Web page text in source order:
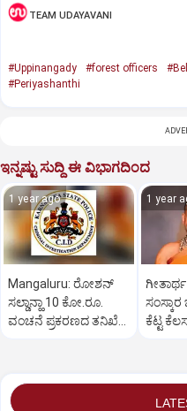
TEAM UDAYAVANI
#Uppinangady #forest officers
#Periyashanthi
ಇನ್ನಷ್ಟು ಸುದ್ದಿ ಈ ವಿಭಾಗದಿಂದ
1 year ago
Mangaluru: ರೋಶನ್‌
ಸಲ್ಡಾನ್ಹಾ 10 ಕೋ.ರೂ.
ವಂಚನೆ ಪ್ರಕರಣದ ತನಿಖೆ
1 year
ಕೆಟ್ಟ